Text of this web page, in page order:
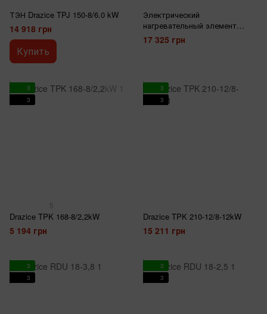
ТЭН Drazice TPJ 150-8/6.0 kW
14 918 грн
Купить
Электрический
нагревательный элемент
Drazice TJ 2“ HP
17 325 грн
3
3
5
Drazice TPK 168-8/2,2kW
5 194 грн
3
3
Drazice TPK 210-12/8-12kW
15 211 грн
3
3
3
3